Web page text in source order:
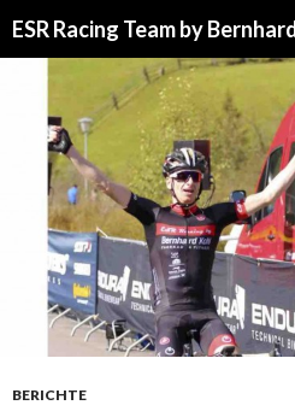
ESR Racing Team by
BERICHTE